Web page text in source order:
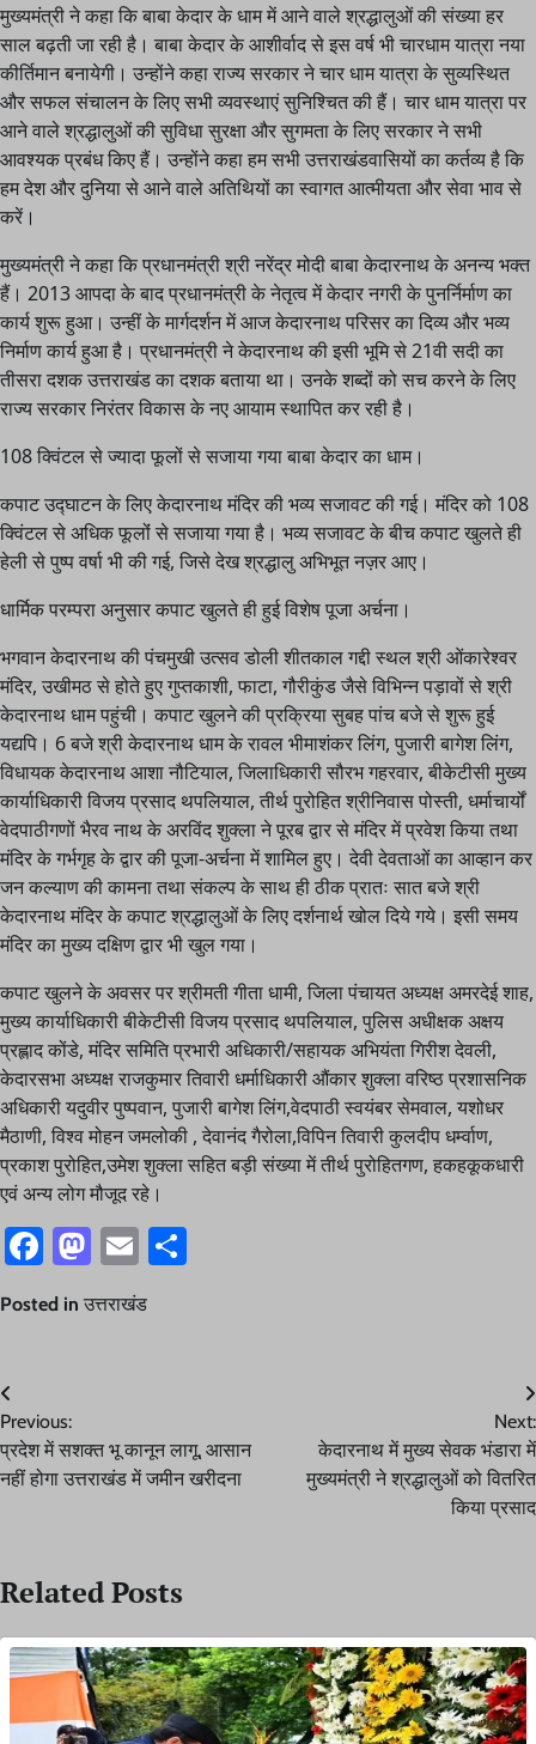
मुख्यमंत्री ने कहा कि बाबा केदार के धाम में आने वाले श्रद्धालुओं की संख्या हर
साल बढ़ती जा रही है। बाबा केदार के आशीर्वाद से इस वर्ष भी चारधाम यात्रा नया
कीर्तिमान बनायेगी। उन्होंने कहा राज्य सरकार ने चार धाम यात्रा के सुव्यस्थित
और सफल संचालन के लिए सभी व्यवस्थाएं सुनिश्चित की हैं। चार धाम यात्रा पर
आने वाले श्रद्धालुओं की सुविधा सुरक्षा और सुगमता के लिए सरकार ने सभी
आवश्यक प्रबंध किए हैं। उन्होंने कहा हम सभी उत्तराखंडवासियों का कर्तव्य है कि
हम देश और दुनिया से आने वाले अतिथियों का स्वागत आत्मीयता और सेवा भाव से
करें।
मुख्यमंत्री ने कहा कि प्रधानमंत्री श्री नरेंद्र मोदी बाबा केदारनाथ के अनन्य भक्त
हैं। 2013 आपदा के बाद प्रधानमंत्री के नेतृत्व में केदार नगरी के पुनर्निर्माण का
कार्य शुरू हुआ। उन्हीं के मार्गदर्शन में आज केदारनाथ परिसर का दिव्य और भव्य
निर्माण कार्य हुआ है। प्रधानमंत्री ने केदारनाथ की इसी भूमि से 21वी सदी का
तीसरा दशक उत्तराखंड का दशक बताया था। उनके शब्दों को सच करने के लिए
राज्य सरकार निरंतर विकास के नए आयाम स्थापित कर रही है।
108 क्विंटल से ज्यादा फूलों से सजाया गया बाबा केदार का धाम।
कपाट उद्घाटन के लिए केदारनाथ मंदिर की भव्य सजावट की गई। मंदिर को 108
क्विंटल से अधिक फूलोंं से सजाया गया है। भव्य सजावट के बीच कपाट खुलते ही
हेली से पुष्प वर्षा भी की गई, जिसे देख श्रद्धालु अभिभूत नज़र आए।
धार्मिक परम्परा अनुसार कपाट खुलते ही हुई विशेष पूजा अर्चना।
भगवान केदारनाथ की पंचमुखी उत्सव डोली शीतकाल गद्दी स्थल श्री ओंकारेश्वर
मंदिर, उखीमठ से होते हुए गुप्तकाशी, फाटा, गौरीकुंड जैसे विभिन्न पड़ावों से श्री
केदारनाथ धाम पहुंची। कपाट खुलने की प्रक्रिया सुबह पांच बजे से शुरू हुई
यद्यपि। 6 बजे श्री केदारनाथ धाम के रावल भीमाशंकर लिंग, पुजारी बागेश लिंग,
विधायक केदारनाथ आशा नौटियाल, जिलाधिकारी सौरभ गहरवार, बीकेटीसी मुख्य
कार्याधिकारी विजय प्रसाद थपलियाल, तीर्थ पुरोहित श्रीनिवास पोस्ती, धर्माचार्यों
वेदपाठीगणों भैरव नाथ के अरविंद शुक्ला ने पूरब द्वार से मंदिर में प्रवेश किया तथा
मंदिर के गर्भगृह के द्वार की पूजा-अर्चना में शामिल हुए। देवी देवताओं का आव्हान कर
जन कल्याण की कामना तथा संकल्प के साथ ही ठीक प्रातः सात बजे श्री
केदारनाथ मंदिर के कपाट श्रद्धालुओं के लिए दर्शनार्थ खोल दिये गये। इसी समय
मंदिर का मुख्य दक्षिण द्वार भी खुल गया।
कपाट खुलने के अवसर पर श्रीमती गीता धामी, जिला पंचायत अध्यक्ष अमरदेई शाह,
मुख्य कार्याधिकारी बीकेटीसी विजय प्रसाद थपलियाल, पुलिस अधीक्षक अक्षय
प्रह्लाद कोंडे, मंदिर समिति प्रभारी अधिकारी/सहायक अभियंता गिरीश देवली,
केदारसभा अध्यक्ष राजकुमार तिवारी धर्माधिकारी औंकार शुक्ला वरिष्ठ प्रशासनिक
अधिकारी यदुवीर पुष्पवान, पुजारी बागेश लिंग,वेदपाठी स्वयंबर सेमवाल, यशोधर
मैठाणी, विश्व मोहन जमलोकी , देवानंद गैरोला,विपिन तिवारी कुलदीप धर्म्वाण,
प्रकाश पुरोहित,उमेश शुक्ला सहित बड़ी संख्या में तीर्थ पुरोहितगण, हकहकूकधारी
एवं अन्य लोग मौजूद रहे।
Facebook
Mastodon
Email
Posted in उत्तराखंड
Post
navigation
Previous:
प्रदेश में सशक्त भू कानून लागू, आसान
नहीं होगा उत्तराखंड में जमीन खरीदना
Next:
केदारनाथ में मुख्य सेवक भंडारा में
मुख्यमंत्री ने श्रद्धालुओं को वितरित
किया प्रसाद
Related Posts